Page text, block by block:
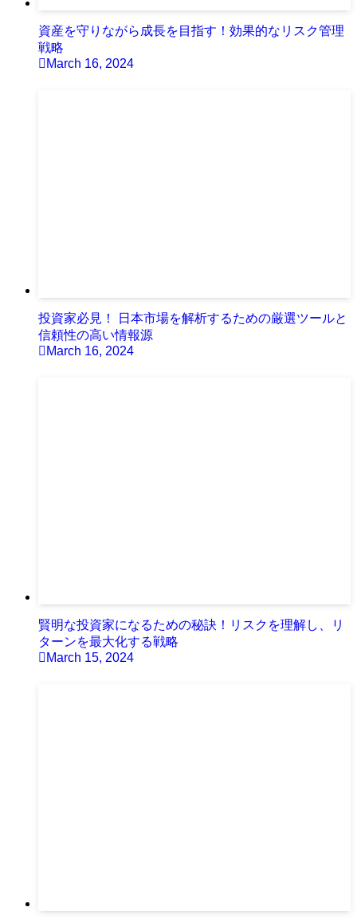
資産を守りながら成長を目指す！効果的なリスク管理
戦略
March 16, 2024
投資家必見！ 日本市場を解析するための厳選ツールと
信頼性の高い情報源
March 16, 2024
賢明な投資家になるための秘訣！リスクを理解し、リ
ターンを最大化する戦略
March 15, 2024